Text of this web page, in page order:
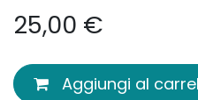
25,00 €
Aggiungi al